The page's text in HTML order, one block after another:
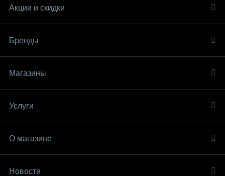
Акции и скидки
Бренды
Магазины
Услуги
О магазине
Новости